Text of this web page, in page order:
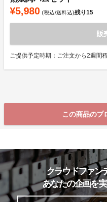
¥5,980 (税込/送料込)残り15
販
ご提供予定時期：ご注文から2週間
この商品のプ
クラウドファン
あなたの企画を